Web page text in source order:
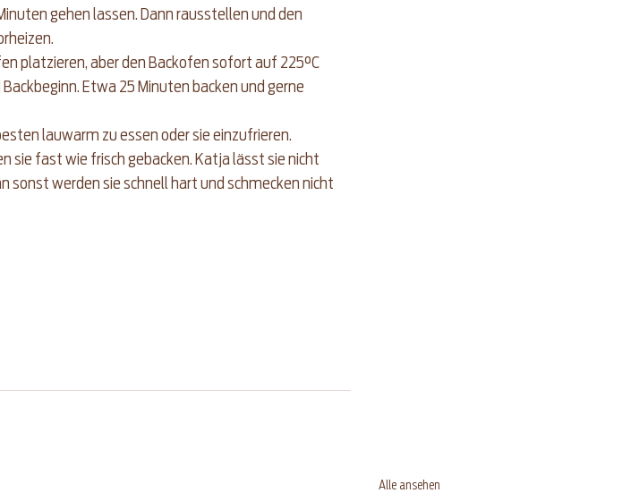
gehen lassen. Dann rausstellen und den
platzieren, aber den Backofen sofort auf 225°C
Etwa 25 Minuten backen und gerne
lauwarm zu essen oder sie einzufrieren.
sie fast wie frisch gebacken. Katja lässt sie nicht
sonst werden sie schnell hart und schmecken nicht
Alle ansehen